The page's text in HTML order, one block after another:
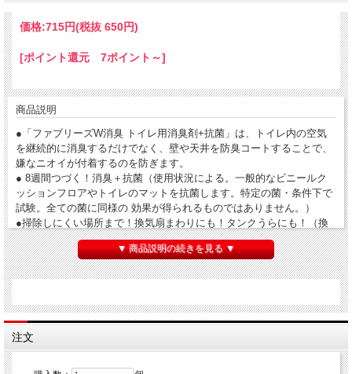
価格:715円(税抜 650円)
[ポイント還元 7ポイント～]
商品説明
●「ファブリーズW消臭 トイレ用消臭剤+抗菌」は、トイレ内の空気
を継続的に消臭するだけでなく、壁や天井を防臭コートすることで、
嫌なニオイが付着するのを防ぎます。
● 8週間つづく！消臭＋抗菌（使用状況による。一般的なビニールク
ッションフロアやトイレのマットを抗菌します。特定の菌・条件下で
試験。全ての菌に同様の 効果が得られるものではありません。）
●掃除しにくい場所まで！換気扇まわりにも！タンクうらにも！（換
気扇周り・タンク裏等の壁紙の消臭効果を指します。またタイル等の
ニオイが染み 込まない素材には効果がありません。）
●トイレ内のわずかな気流を利用して消臭成分を拡散！
●ニオイが発生するたび、成分が反応して自動で消臭！
ファブリーズ 消臭芳香剤 消臭+抗菌 トイレ用 フレッシュ・クリー
4987176195265
▼ 商品説明の続きを見る ▼
注文